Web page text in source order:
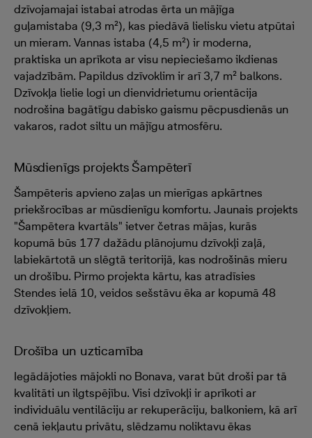
dzīvojamajai istabai atrodas ērta un mājīga
guļamistaba (9,3 m²), kas piedāvā lielisku vietu atpūtai
un mieram. Vannas istaba (4,5 m²) ir moderna,
praktiska un aprīkota ar visu nepieciešamo ikdienas
vajadzībām. Papildus dzīvoklim ir arī 3,7 m² balkons.
Dzīvokļa lielie logi un dienvidrietumu orientācija
nodrošina bagātīgu dabisko gaismu pēcpusdienās un
vakaros, radot siltu un mājīgu atmosfēru.
Mūsdienīgs projekts Šampēterī
Šampēteris apvieno zaļas un mierīgas apkārtnes
priekšrocības ar mūsdienīgu komfortu. Jaunais projekts
"Šampētera kvartāls" ietver četras mājas, kurās
kopumā būs 177 dažādu plānojumu dzīvokļi zaļā,
labiekārtotā un slēgtā teritorijā, kas nodrošinās mieru
un drošību. Pirmo projekta kārtu, kas atradīsies
Stendes ielā 10, veidos sešstāvu ēka ar kopumā 48
dzīvokļiem.
Drošība un uzticamība
Iegādājoties mājokli no Bonava, varat būt droši par tā
kvalitāti un ilgtspējību. Visi dzīvokļi ir aprīkoti ar
individuālu ventilāciju ar rekuperāciju, balkoniem, kā arī
cenā iekļautu privātu, slēdzamu noliktavu ēkas